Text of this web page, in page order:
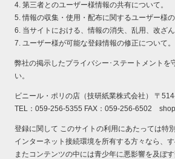
4. 第三者とのユーザー様情報の共有について。
5. 情報の収集・使用・配布に関するユーザー様
6. 当サイトにおける、情報の消失、乱用、改ざ
7. ユーザー様が可能な登録情報の修正について。
弊社の掲示したプライバシー･ステートメント
い。
ビニール・ポリの店（技研紙業株式会社） 〒
TEL：059-256-5355 FAX：059-256-6502
登録に関して このサイトの利用にあたっては特
インターネット接続環境を所有する方々なら、
またコンテンツの中には青少年に悪影響を及ぼ